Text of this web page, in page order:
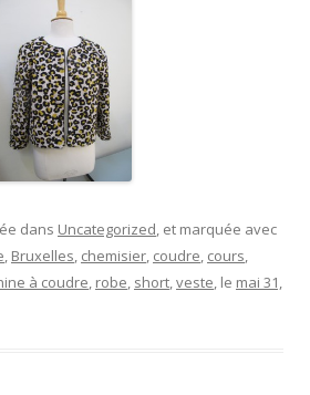
dans Uncategorized, et marquée avec
, Bruxelles, chemisier, coudre, cours,
à coudre, robe, short,veste, le mai 31,